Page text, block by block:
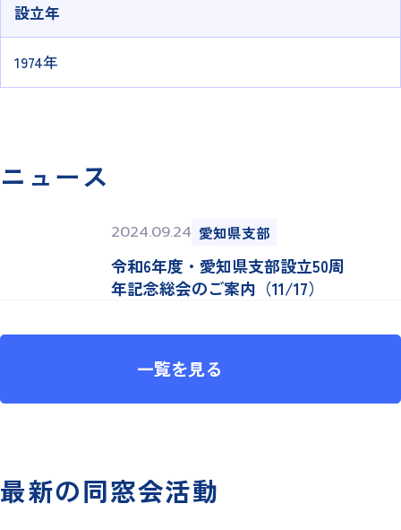
設立年
1974年
ニュース
2024.09.24 愛知県支部
令和6年度・愛知県支部設立50周
年記念総会のご案内（11/17）
一覧を見る
最新の同窓会活動